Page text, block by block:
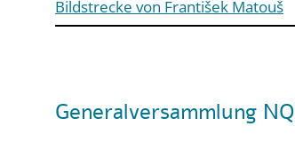
Bildstrecke von František Matouš
Generalversammlung